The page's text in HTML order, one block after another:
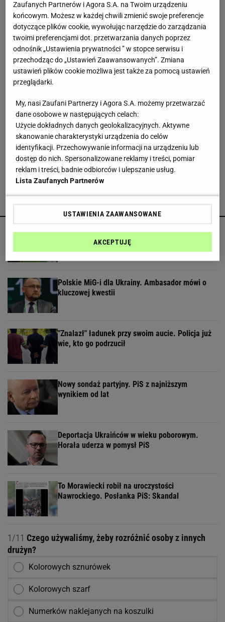
Zełenski, Załużny czy Fedorow? Nowy sondaż
pokazuje wyraźnego faworyta wyborów w
Ukrainie
Sondaż: Konfederacja i Braun zyskują na sile.
PiS ma najniższy wynik od lat
Lekarze ostrzegają przed rzeżączką. Oporna
bakteria krąży po Europie i zbiera coraz większe
żniwo
Tajemniczy mężczyzna u podnóża Śnieżki.
Czeska policja prosi o pomoc w ustaleniu jego
tożsamości
POLECAMY
Na pełnomocniczce ds. promocji Polski się nie
skończy. Tusk powołał radę
Polskie MiG-i dla Ukrainy. Ambasador mówi o
kluczowej kwestii
"Znalazł" ładunek przy swoim aucie. Policja już
wie, kto go podrzucił
Nowy sondaż partyjny. PiS z najniższym
wynikiem od lat
Deportacja Ukraińców w wieku poborowym.
Horała uderza w pomysł PiS
To Morawiecki robił na uroczystości
Nawrockiego. Posłanka PiS: Skandal
1/11 Czego używaliśmy, żeby rozróżnić osoby z innych
drużyn?
Kolorowych sznurówek
Kolorowych szarf
Numerków naklejanych na koszulki
Zaufanych Partnerów i Agora S.A. na Twoim urządzeniu
końcowym. Możesz w każdej chwili zmienić swoje preferencje
dotyczące plików cookie, wywołując narzędzie do zarządzania
twoimi preferencjami dot. przetwarzania danych poprzez
odnośnik „Ustawienia prywatności ” w stopce serwisu i
przechodząc do „Ustawień Zaawansowanych”. Zmiana
ustawień plików cookie możliwa jest także za pomocą ustawień
przeglądarki.
My, nasi Zaufani Partnerzy i Agora S.A. możemy przetwarzać
dane osobowe w następujących celach:
Użycie dokładnych danych geolokalizacyjnych. Aktywne
skanowanie charakterystyki urządzenia do celów
identyfikacji. Przechowywanie informacji na urządzeniu lub
dostęp do nich. Spersonalizowane reklamy i treści, pomiar
reklam i treści, badnie odbiorców i ulepszanie usług.
Lista Zaufanych Partnerów
USTAWIENIA ZAAWANSOWANE
AKCEPTUJĘ